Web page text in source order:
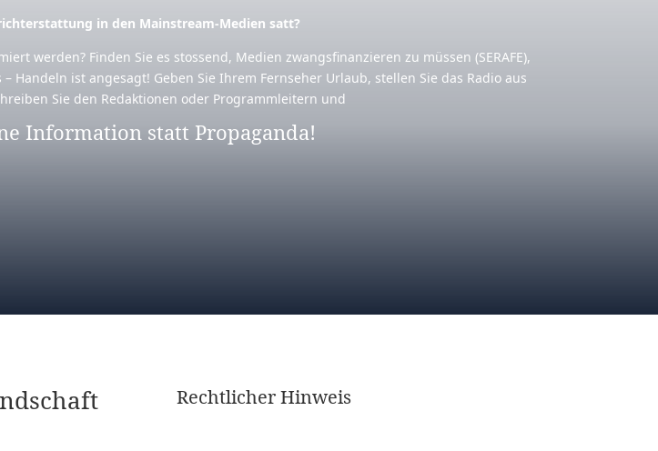
in den Mainstream-Medien satt?
werden? Finden Sie es stossend, Medien zwangsfinanzieren zu müssen (SERAFE),
ist angesagt! Geben Sie Ihrem Fernseher Urlaub, stellen Sie das Radio aus
Sie den Redaktionen oder Programmleitern und
Information statt Propaganda!
Rechtlicher Hinweis